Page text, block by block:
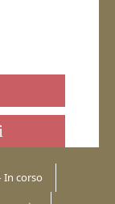
In corso